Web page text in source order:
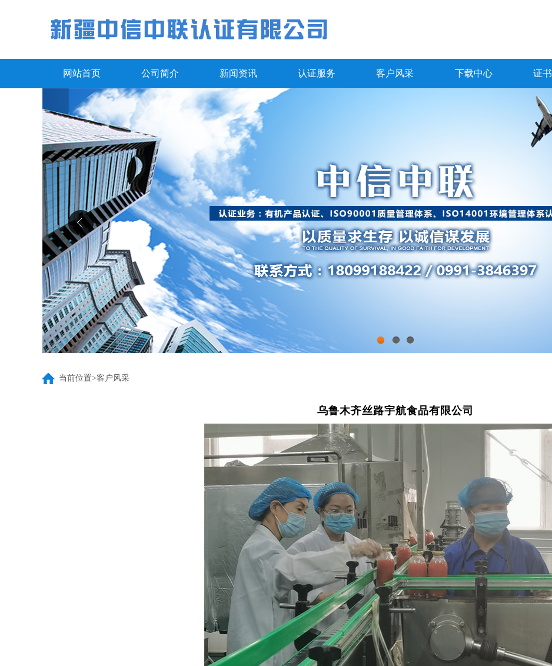
网站首页 公司简介 新闻资讯 认证服务 客户风采 下载中心 证
当前位置>客户风采
乌鲁木齐丝路宇航食品有限公司